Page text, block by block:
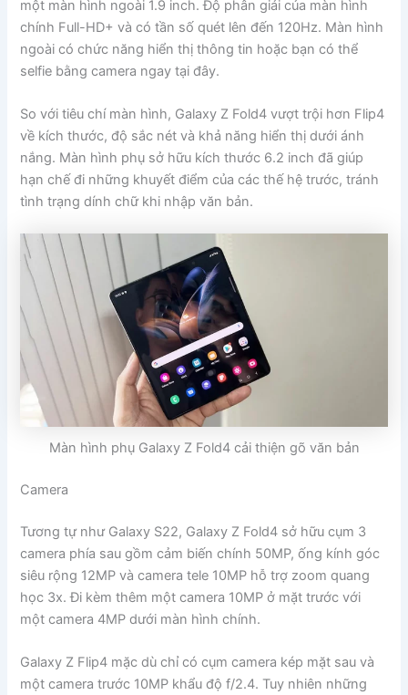
một màn hình ngoài 1.9 inch. Độ phân giải của màn hình
chính Full-HD+ và có tần số quét lên đến 120Hz. Màn hình
ngoài có chức năng hiển thị thông tin hoặc bạn có thể
selfie bằng camera ngay tại đây.
So với tiêu chí màn hình, Galaxy Z Fold4 vượt trội hơn Flip4
về kích thước, độ sắc nét và khả năng hiển thị dưới ánh
nắng. Màn hình phụ sở hữu kích thước 6.2 inch đã giúp
hạn chế đi những khuyết điểm của các thế hệ trước, tránh
tình trạng dính chữ khi nhập văn bản.
Màn hình phụ Galaxy Z Fold4 cải thiện gõ văn bản
Camera
Tương tự như Galaxy S22, Galaxy Z Fold4 sở hữu cụm 3
camera phía sau gồm cảm biến chính 50MP, ống kính góc
siêu rộng 12MP và camera tele 10MP hỗ trợ zoom quang
học 3x. Đi kèm thêm một camera 10MP ở mặt trước với
một camera 4MP dưới màn hình chính.
Galaxy Z Flip4 mặc dù chỉ có cụm camera kép mặt sau và
một camera trước 10MP khẩu độ f/2.4. Tuy nhiên những